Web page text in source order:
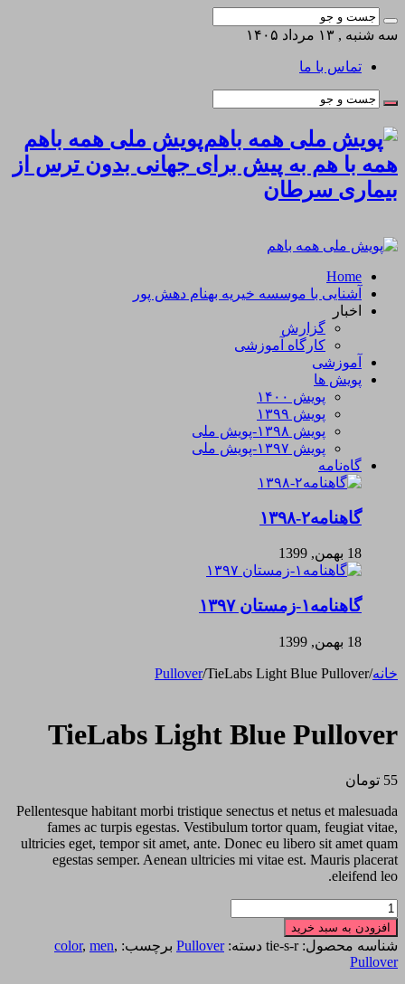
سه شنبه , ۱۳ مرداد ۱۴۰۵
تماس با ما
پویش ملی همه باهم
همه با هم به پیش برای جهانی بدون ترس از
بیماری سرطان
Home
آشنایی با موسسه خیریه بهنام دهش پور
اخبار
گزارش
کارگاه آموزشی
آموزشی
پویش ها
پویش ۱۴۰۰
پویش ۱۳۹۹
پویش ۱۳۹۸-پویش ملی
پویش ۱۳۹۷-پویش ملی
گاه‌نامه
گاهنامه۲-۱۳۹۸
18 بهمن, 1399
گاهنامه۱-زمستان ۱۳۹۷
18 بهمن, 1399
خانه/
Pullover/TieLabs Light Blue Pullover
TieLabs Light Blue Pullover
55 تومان
Pellentesque habitant morbi tristique senectus et netus et malesuada
fames ac turpis egestas. Vestibulum tortor quam, feugiat vitae,
ultricies eget, tempor sit amet, ante. Donec eu libero sit amet quam
egestas semper. Aenean ultricies mi vitae est. Mauris placerat
eleifend leo.
TieLabs
Light
Blue
Pullover
عدد
افزودن به سبد خرید
شناسه محصول:tie-s-r دسته:Pullover برچسب: color, men,
Pullover